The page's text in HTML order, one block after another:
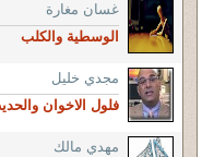
غسان مغارة
الوسطية والكلب
مجدي خليل
فلول الاخوان
مهدي مالك